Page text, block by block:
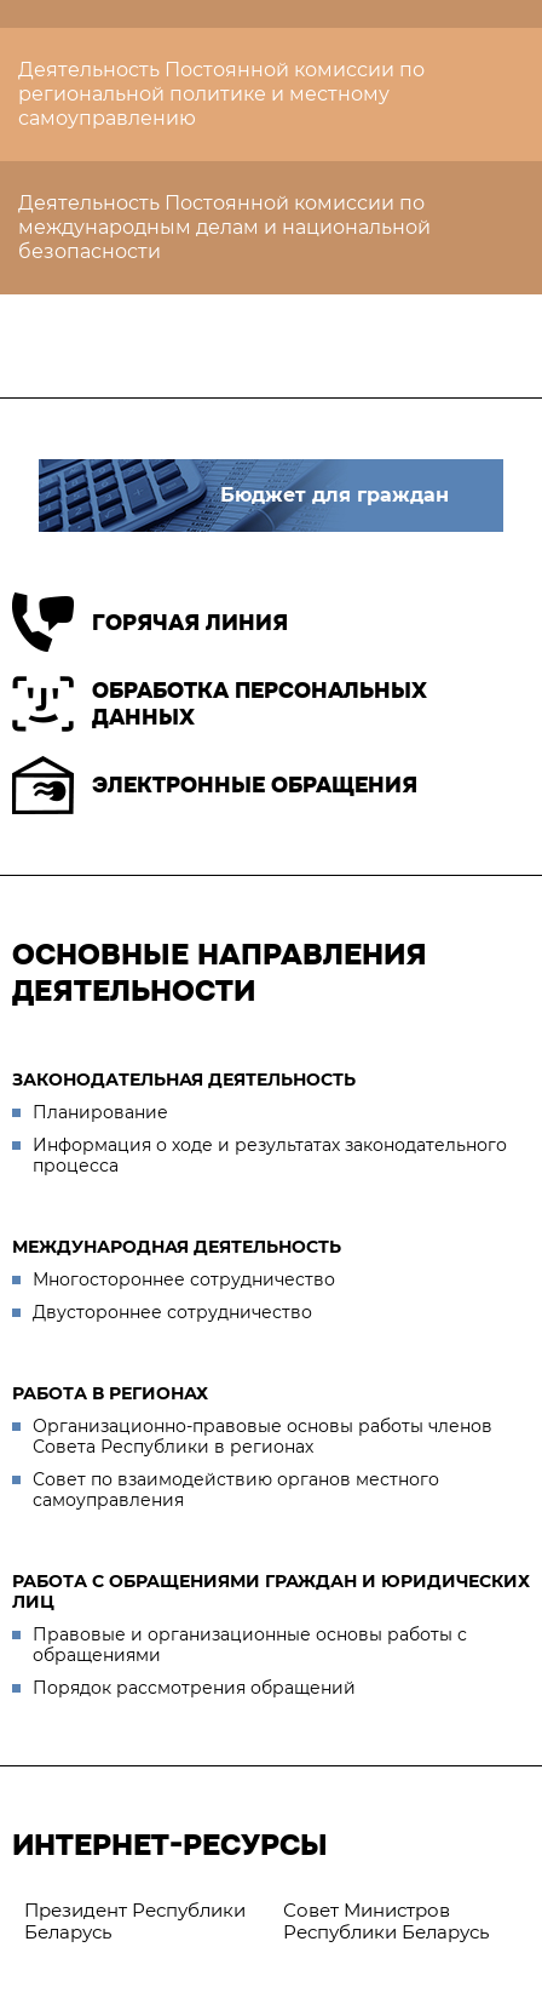
Деятельность Постоянной комиссии по
региональной политике и местному
самоуправлению
Деятельность Постоянной комиссии по
международным делам и национальной
безопасности
Бюджет для граждан
ГОРЯЧАЯ ЛИНИЯ
ОБРАБОТКА ПЕРСОНАЛЬНЫХ
ДАННЫХ
ЭЛЕКТРОННЫЕ ОБРАЩЕНИЯ
ОСНОВНЫЕ НАПРАВЛЕНИЯ
ДЕЯТЕЛЬНОСТИ
ЗАКОНОДАТЕЛЬНАЯ ДЕЯТЕЛЬНОСТЬ
Планирование
Информация о ходе и результатах законодательного
процесса
МЕЖДУНАРОДНАЯ ДЕЯТЕЛЬНОСТЬ
Многостороннее сотрудничество
Двустороннее сотрудничество
РАБОТА В РЕГИОНАХ
Организационно-правовые основы работы членов
Совета Республики в регионах
Совет по взаимодействию органов местного
самоуправления
РАБОТА С ОБРАЩЕНИЯМИ ГРАЖДАН И ЮРИДИЧЕСКИХ
ЛИЦ
Правовые и организационные основы работы с
обращениями
Порядок рассмотрения обращений
ИНТЕРНЕТ-РЕСУРСЫ
Президент Республики
Беларусь
Совет Министров
Республики Беларусь